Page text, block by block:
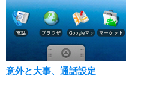
意外と大事、通話設定